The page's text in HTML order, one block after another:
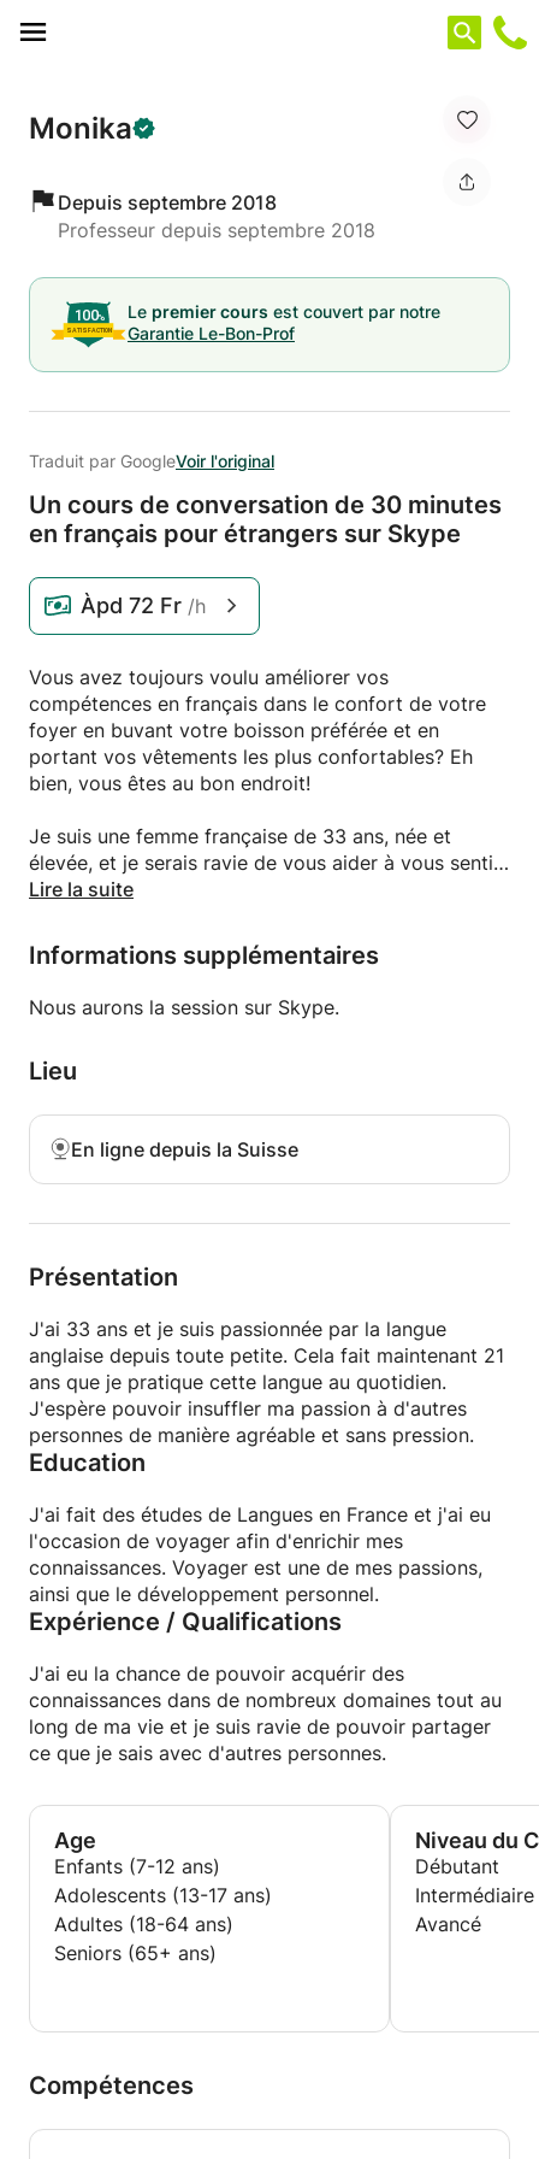
Monika
Depuis septembre 2018
Professeur depuis septembre 2018
Le premier cours est couvert par notre
Garantie Le-Bon-Prof
Traduit par GoogleVoir l'original
Un cours de conversation de 30 minutes
en français pour étrangers sur Skype
Àpd 72 Fr /h
Vous avez toujours voulu améliorer vos
compétences en français dans le confort de votre
foyer en buvant votre boisson préférée et en
portant vos vêtements les plus confortables? Eh
bien, vous êtes au bon endroit!
Je suis une femme française de 33 ans, née et
élevée, et je serais ravie de vous aider à vous sentir
plus en confiance lorsque vous devez parler
enseignant comme! Voir plus comme une
conversation décontractée entre deux personnes et
la possibilité pour vous d'améliorer votre français.
Je vous corrigerai au besoin, mais l'objectif de ce
la langue et que vous êtes capable de le
Vous apprendrez évidemment un nouveau
vocabulaire et des expressions idiomatiques, mais
Lire la suite
Informations supplémentaires
Nous aurons la session sur Skype.
Lieu
En ligne depuis la Suisse
Présentation
J'ai 33 ans et je suis passionnée par la langue
anglaise depuis toute petite. Cela fait maintenant 21
ans que je pratique cette langue au quotidien.
J'espère pouvoir insuffler ma passion à d'autres
personnes de manière agréable et sans pression.
Education
J'ai fait des études de Langues en France et j'ai eu
l'occasion de voyager afin d'enrichir mes
connaissances. Voyager est une de mes passions,
ainsi que le développement personnel.
Expérience / Qualifications
J'ai eu la chance de pouvoir acquérir des
connaissances dans de nombreux domaines tout au
long de ma vie et je suis ravie de pouvoir partager
ce que je sais avec d'autres personnes.
Age
Enfants (7-12 ans)
Adolescents (13-17 ans)
Adultes (18-64 ans)
Seniors (65+ ans)
Niveau du
Débutant
Intermédiaire
Avancé
Compétences